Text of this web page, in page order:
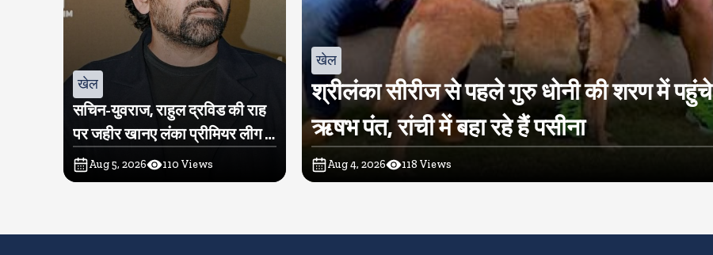
खेल
सचिन-युवराज, राहुल द्रविड की राह
पर जहीर खानए लंका प्रीमियर लीग में
खरीदी टीम
Aug 5, 2026 110 Views
खेल
श्रीलंका सीरीज से पहले गुरु धोनी की शरण में पहुंचे
ऋषभ पंत, रांची में बहा रहे हैं पसीना
Aug 4, 2026 118 Views